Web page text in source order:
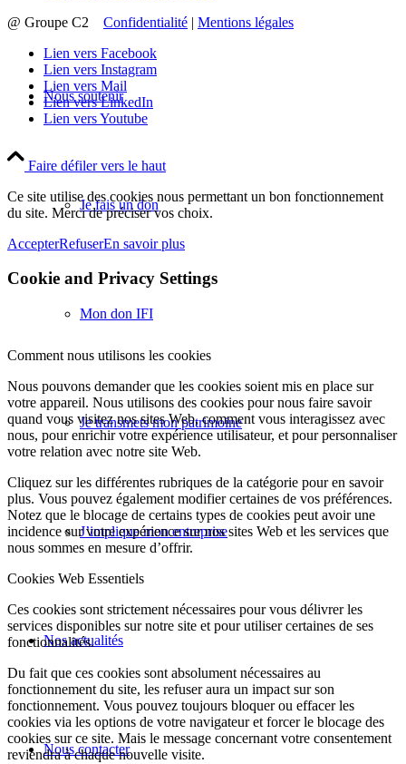
Nous soutenir
Je fais un don
Mon don IFI
Je transmets mon patrimoine
J’implique mon entreprise
Nos actualités
Nous contacter
@ Groupe C2 Confidentialité | Mentions légales
Lien vers Facebook
Lien vers Instagram
Lien vers Mail
Lien vers LinkedIn
Lien vers Youtube
Faire défiler vers le haut
Ce site utilise des cookies nous permettant un bon fonctionnement
du site. Merci de préciser vos choix.
AccepterRefuserEn savoir plus
Cookie and Privacy Settings
Comment nous utilisons les cookies
Nous pouvons demander que les cookies soient mis en place sur
votre appareil. Nous utilisons des cookies pour nous faire savoir
quand vous visitez nos sites Web, comment vous interagissez avec
nous, pour enrichir votre expérience utilisateur, et pour personnaliser
votre relation avec notre site Web.
Cliquez sur les différentes rubriques de la catégorie pour en savoir
plus. Vous pouvez également modifier certaines de vos préférences.
Notez que le blocage de certains types de cookies peut avoir une
incidence sur votre expérience sur nos sites Web et les services que
nous sommes en mesure d’offrir.
Cookies Web Essentiels
Ces cookies sont strictement nécessaires pour vous délivrer les
services disponibles sur notre site et pour utiliser certaines de ses
fonctionnalités.
Du fait que ces cookies sont absolument nécessaires au
fonctionnement du site, les refuser aura un impact sur son
fonctionnement. Vous pouvez toujours bloquer ou effacer les
cookies via les options de votre navigateur et forcer le blocage des
cookies sur ce site. Mais le message concernant votre consentement
reviendra à chaque nouvelle visite.